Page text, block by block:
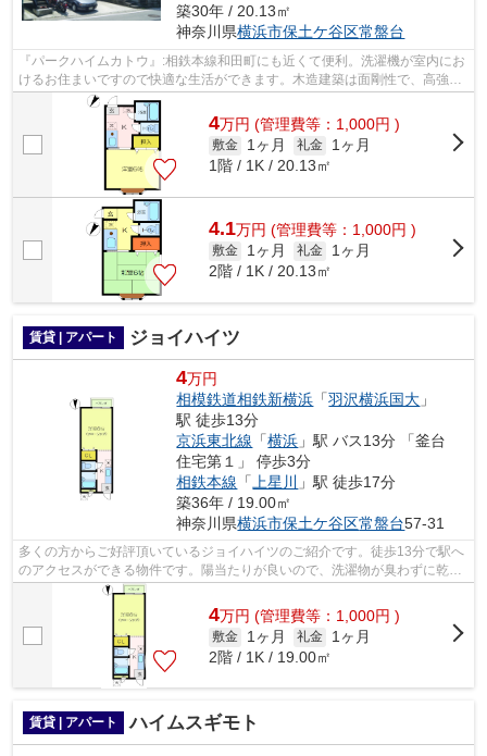
築30年 / 20.13㎡
神奈川県横浜市保土ケ谷区常盤台
『パークハイムカトウ』:相鉄本線和田町にも近くて便利。洗濯機が室内にお
けるお住まいですので快適な生活ができます。木造建築は面剛性で、高強度
なので安心して暮らせます。魅力的な...
4万円 (管理費等：1,000円 )
敷金 1ヶ月 礼金
1ヶ月
1階 / 1K / 20.13㎡
4.1万円 (管理費等：1,000円 )
敷金 1ヶ月 礼金
1ヶ月
2階 / 1K / 20.13㎡
賃貸 | アパート ジョイハイツ
4万円
相模鉄道相鉄新横浜 「羽沢横浜国大 」
駅 徒歩13分
京浜東北線 「横浜 」駅 バス13分 「釜台
住宅第１」 停歩3分
相鉄本線 「 上星川 」駅 徒歩17分
築36年 / 19.00㎡
神奈川県横浜市保土ケ谷区常盤台57-31
多くの方からご好評頂いているジョイハイツのご紹介です。徒歩13分で駅へ
のアクセスができる物件です。陽当たりが良いので、洗濯物が臭わずに乾き
ます。こちらのアパートから200mのと...
4万円 (管理費等：1,000円 )
敷金 1ヶ月 礼金
1ヶ月
2階 / 1K / 19.00㎡
賃貸 | アパート ハイムスギモト